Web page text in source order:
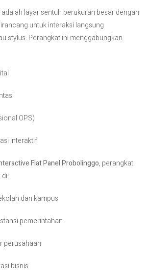
layar sentuh berukuran besar dengan
untuk interaksi langsung
stylus. Perangkat ini menggabungkan
OPS)
interaktif
Flat Panel Probolinggo, perangkat
dan kampus
pemerintahan
perusahaan
bisnis